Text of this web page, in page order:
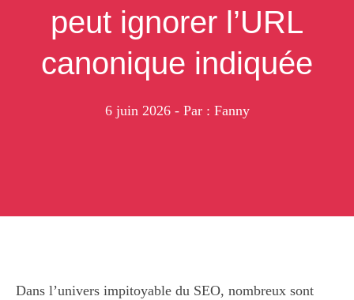
peut ignorer l’URL
canonique indiquée
6 juin 2026 - Par : Fanny
Dans l’univers impitoyable du SEO, nombreux sont